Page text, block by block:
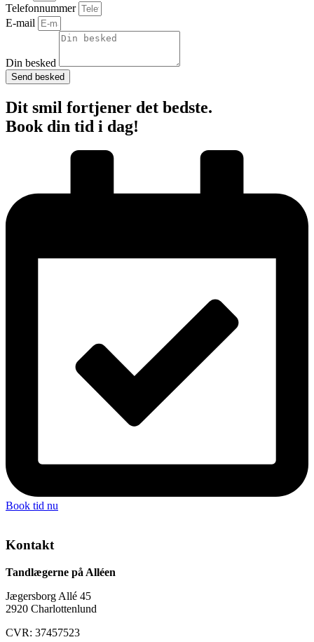
Telefonnummer
E-mail
Din besked
Send besked
Dit smil fortjener det bedste.
Book din tid i dag!
Book tid nu
Kontakt
Tandlægerne på Alléen
Jægersborg Allé 45
2920 Charlottenlund
CVR: 37457523